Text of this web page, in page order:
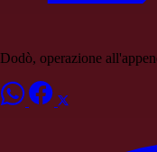
Dodò, operazione